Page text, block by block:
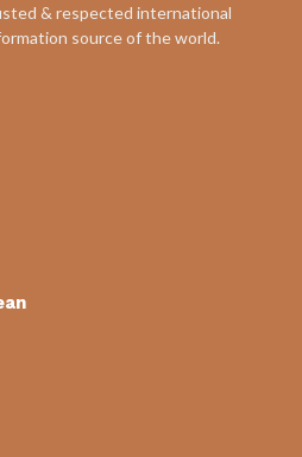
& respected international
source of the world.